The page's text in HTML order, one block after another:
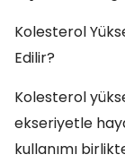
Kolesterol
Edilir?
Kolesterol
ekseriyetle
kullanımı